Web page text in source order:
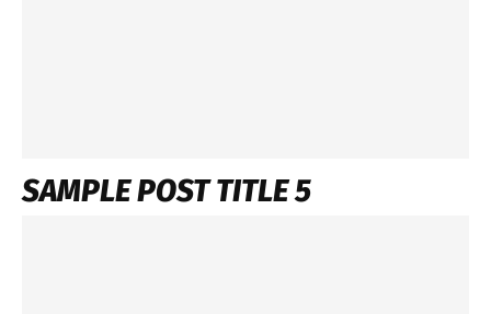
SAMPLE POST TITLE 5